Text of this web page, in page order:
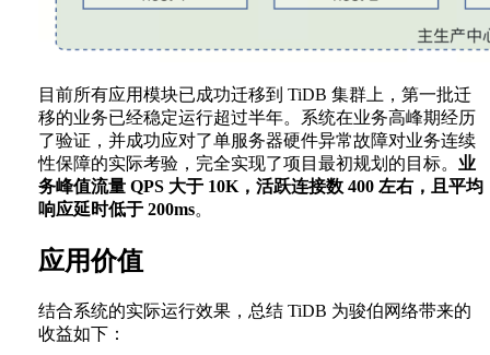
目前所有应用模块已成功迁移到 TiDB 集群上，第一批迁
移的业务已经稳定运行超过半年。系统在业务高峰期经历
了验证，并成功应对了单服务器硬件异常故障对业务连续
性保障的实际考验，完全实现了项目最初规划的目标。 业
务峰值流量 QPS 大于 10K，活跃连接数 400 左右，且平均
响应延时低于 200ms。
应用价值
结合系统的实际运行效果，总结 TiDB 为骏伯网络带来的
收益如下：